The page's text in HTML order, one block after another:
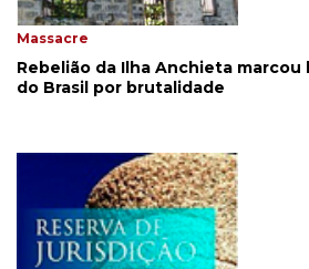
Massacre
Rebelião da Ilha Anchieta
do Brasil por brutalidade